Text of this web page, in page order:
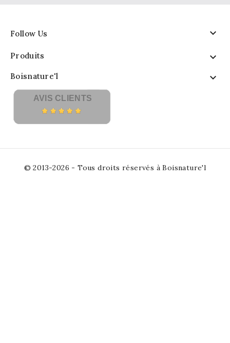
Follow Us 
Produits 
Boisnature'l 
AVIS CLIENTS
© 2013-2026 - Tous droits réservés à Boisnature'l